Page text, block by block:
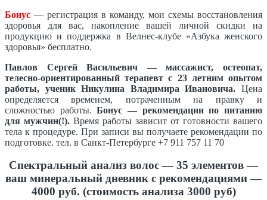
Бонус — регистрация в команду, мои схемы восстановления
здоровья для вас, накопление вашей личной скидки на
продукцию и поддержка в Велнес-клубе «Азбука женского
здоровья» бесплатно.
Павлов Сергей Васильевич — массажист, остеопат,
телесно-ориентированный терапевт с 23 летним опытом
работы, ученик Никулина Владимира Ивановича. Цена
определяется временем, потраченным на правку и
сложностью работы.Бонус — рекомендации по питанию
для мужчин(!). Время работы зависит от готовности вашего
тела к процедуре. При записи вы получаете рекомендации по
подготовке. тел. в Санкт-Петербурге +7 911 757 11 70
Спектральный анализ волос — 35 элементов —
ваш минеральный дневник с рекомендациями —
4000 руб. (стоимость анализа 3000 руб)